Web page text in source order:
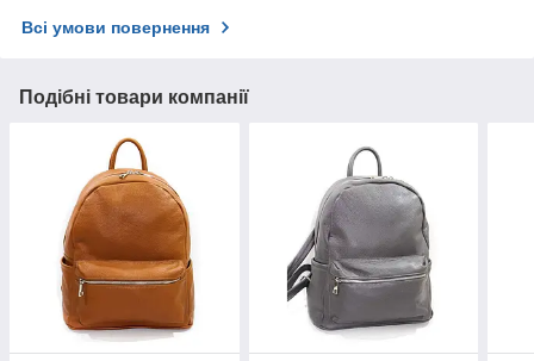
Всі умови повернення
Подібні товари компанії